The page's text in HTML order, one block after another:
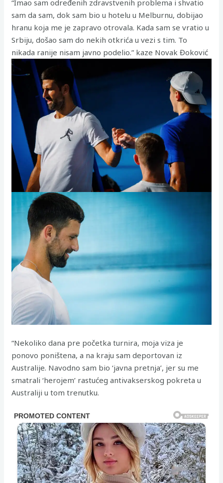
“Imao sam određenih zdravstvenih problema i shvatio
sam da sam, dok sam bio u hotelu u Melburnu, dobijao
hranu koja me je zapravo otrovala. Kada sam se vratio u
Srbiju, došao sam do nekih otkrića u vezi s tim. To
nikada ranije nisam javno podelio.” kaze Novak Đoković
“Nekoliko dana pre početka turnira, moja viza je
ponovo poništena, a na kraju sam deportovan iz
Australije. Navodno sam bio ‘javna pretnja’, jer su me
smatrali ‘herojem’ rastućeg antivakserskog pokreta u
Australiji u tom trenutku.